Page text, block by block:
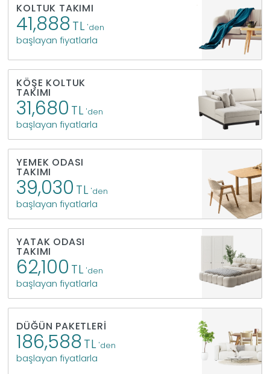
İndirimleri
Outlet
Afilli
Destek
Merkezi
0549
740
5500
Showroomlarımız
Sipariş
Takibi
Üye
Girişi
Yap
KOLTUK TAKIMI
41,888 TL 'den
başlayan fiyatlarla
KÖŞE KOLTUK
TAKIMI
31,680 TL 'den
başlayan fiyatlarla
YEMEK ODASI
TAKIMI
39,030 TL 'den
başlayan fiyatlarla
YATAK ODASI
TAKIMI
62,100 TL 'den
başlayan fiyatlarla
DÜĞÜN PAKETLERI
186,588 TL 'den
başlayan fiyatlarla